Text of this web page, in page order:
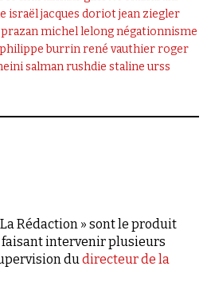
israëljacques doriotjean ziegler
michel lelongnégationnisme
philippe burrinrené vauthierroger
salman rushdie staline urss
Rédaction » sont le produit
faisant intervenir plusieurs
dudirecteur de la